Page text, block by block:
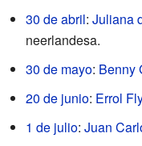
30 de abril: Juliana
neerlandesa.
30 de mayo: Benny
20 de junio: Errol
1 de julio: Juan